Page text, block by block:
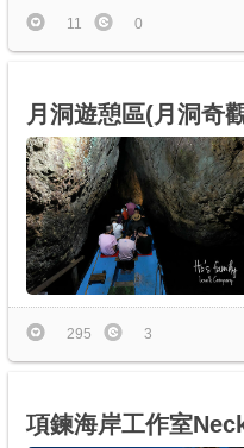
11 0
月洞遊憩區(月洞奇
295 3
項鍊海岸工作室